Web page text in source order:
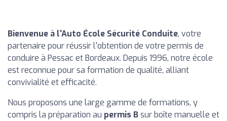
Bienvenue à l'Auto École Sécurité Conduite, votre
partenaire pour réussir l'obtention de votre permis de
conduire à Pessac et Bordeaux. Depuis 1996, notre école
est reconnue pour sa formation de qualité, alliant
convivialité et efficacité.
Nous proposons une large gamme de formations, y
compris la préparation au permis Bsur boîte manuelle et